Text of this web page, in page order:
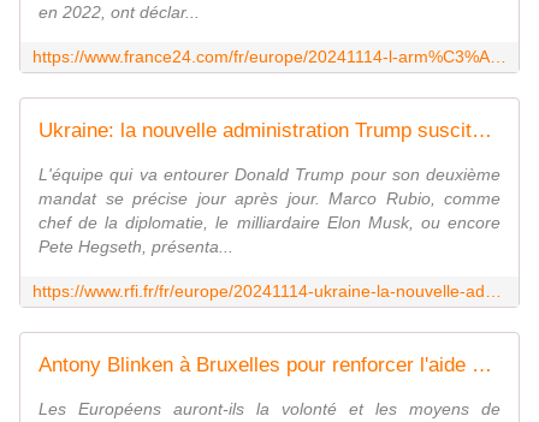
en 2022, ont déclar...
Ukraine: la nouvelle administration Trump suscite l'inquiétude à Kiev
L'équipe qui va entourer Donald Trump pour son deuxième
mandat se précise jour après jour. Marco Rubio, comme
chef de la diplomatie, le milliardaire Elon Musk, ou encore
Pete Hegseth, présenta...
Antony Blinken à Bruxelles pour renforcer l'aide à l'Ukraine avant l'arrivée de Trump
Les Européens auront-ils la volonté et les moyens de